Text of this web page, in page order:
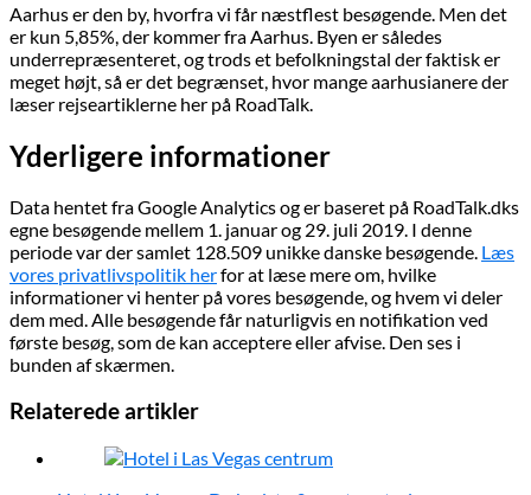
Aarhus er den by, hvorfra vi får næstflest besøgende. Men det
er kun 5,85%, der kommer fra Aarhus. Byen er således
underrepræsenteret, og trods et befolkningstal der faktisk er
meget højt, så er det begrænset, hvor mange aarhusianere der
læser rejseartiklerne her på RoadTalk.
Yderligere informationer
Data hentet fra Google Analytics og er baseret på RoadTalk.dks
egne besøgende mellem 1. januar og 29. juli 2019. I denne
periode var der samlet 128.509 unikke danske besøgende. Læs
vores privatlivspolitik herfor at læse mere om, hvilke
informationer vi henter på vores besøgende, og hvem vi deler
dem med. Alle besøgende får naturligvis en notifikation ved
første besøg, som de kan acceptere eller afvise. Den ses i
bunden af skærmen.
Relaterede artikler